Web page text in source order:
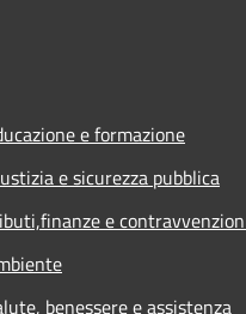
e formazione
e sicurezza pubblica
e
benessere e assistenza